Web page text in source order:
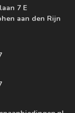
7 E
aan den Rijn